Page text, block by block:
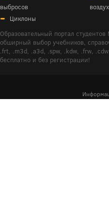
выбросов
Циклоны
Образовательный портал
обширный выбор учебников,
.frt, .m3d, .a3d, .spw, .kdw, .frw,
бесплатно и без регистрации!